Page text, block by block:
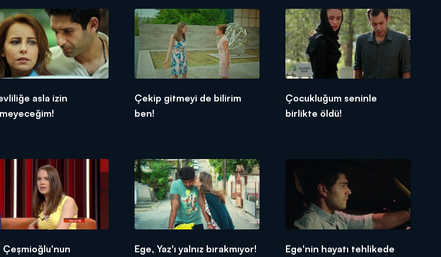
asla izin
Çekip gitmeyi de bilirim
ben!
Çocukluğum seninle
birlikte öldü!
Çeşmioğlu'nun
Ege, Yaz'ı yalnız bırakmıyor! Ege'nin hayatı tehlikede